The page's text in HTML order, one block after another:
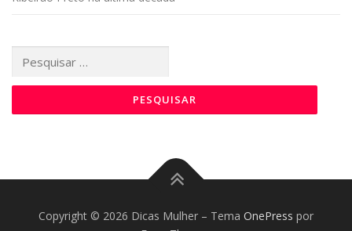
por:
Copyright © 2026 Dicas Mulher – Tema OnePress por